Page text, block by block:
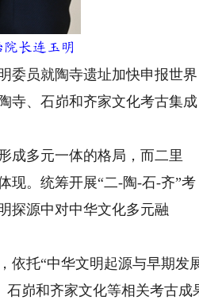
长连玉明
员就陶寺遗址加快申报世界
寺、石峁和齐家文化考古集成
多元一体的格局，而二里
现。统筹开展“二-陶-石-齐”考
探源中对中华文化多元融
托“中华文明起源与早期发
石峁和齐家文化等相关考古成